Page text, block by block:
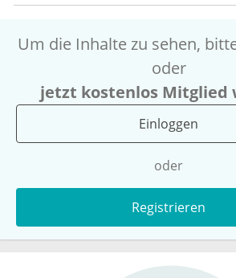
Um die Inhalte zu sehen,
oder
jetzt kostenlos Mitglied
Einloggen
oder
Registrieren